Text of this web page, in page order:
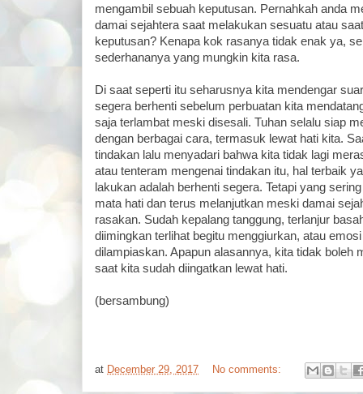
mengambil sebuah keputusan. Pernahkah anda
damai sejahtera saat melakukan sesuatu atau
keputusan? Kenapa kok rasanya tidak enak ya,
sederhananya yang mungkin kita rasa.
Di saat seperti itu seharusnya kita mendengar
segera berhenti sebelum perbuatan kita
saja terlambat meski disesali. Tuhan selalu siap
dengan berbagai cara, termasuk lewat hati kita.
tindakan lalu menyadari bahwa kita tidak lagi
atau tenteram mengenai tindakan itu, hal terbaik
lakukan adalah berhenti segera. Tetapi yang
mata hati dan terus melanjutkan meski damai
rasakan. Sudah kepalang tanggung, terlanjur
diimingkan terlihat begitu menggiurkan, atau
dilampiaskan. Apapun alasannya, kita tidak boleh
saat kita sudah diingatkan lewat hati.
(bersambung)
at December 29, 2017 No comments: